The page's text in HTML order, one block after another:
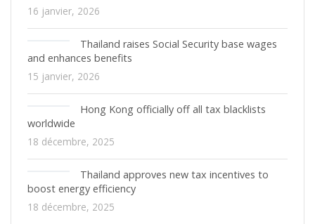
16 janvier, 2026
Thailand raises Social Security base wages
and enhances benefits
15 janvier, 2026
Hong Kong officially off all tax blacklists
worldwide
18 décembre, 2025
Thailand approves new tax incentives to
boost energy efficiency
18 décembre, 2025